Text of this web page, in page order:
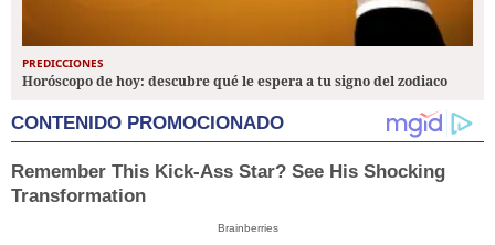
PREDICCIONES
Horóscopo de hoy: descubre qué le espera a tu signo del zodiaco
CONTENIDO PROMOCIONADO
Remember This Kick-Ass Star? See His Shocking
Transformation
Brainberries